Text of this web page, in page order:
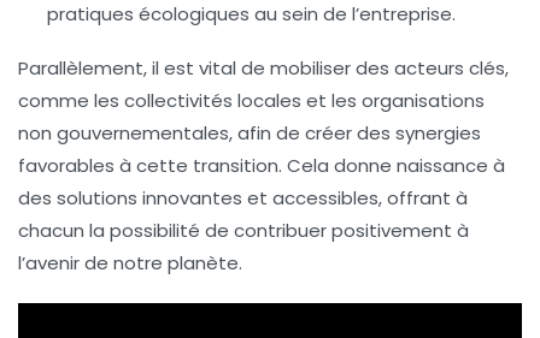
pratiques écologiques au sein de l’entreprise.
Parallèlement, il est vital de mobiliser des acteurs clés,
comme les collectivités locales et les organisations
non gouvernementales, afin de créer des synergies
favorables à cette transition. Cela donne naissance à
des solutions innovantes et accessibles, offrant à
chacun la possibilité de contribuer positivement à
l’avenir de notre planète.